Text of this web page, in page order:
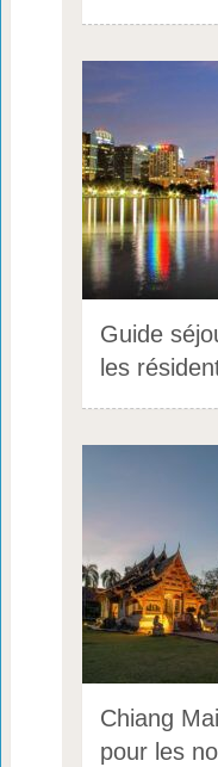
Guide
les
Chiang
pour les